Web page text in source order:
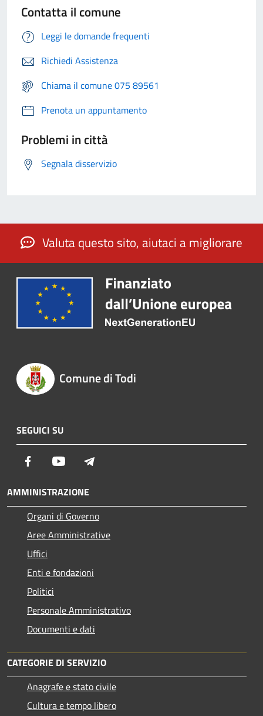
Contatta il comune
Leggi le domande frequenti
Richiedi Assistenza
Chiama il comune 075 89561
Prenota un appuntamento
Problemi in città
Segnala disservizio
Valuta questo sito, aiutaci a migliorare
Comune di Todi
SEGUICI SU
Facebook Youtube
AMMINISTRAZIONE
Organi di Governo
Aree Amministrative
Uffici
Enti e fondazioni
Politici
Personale Amministrativo
Documenti e dati
CATEGORIE DI SERVIZIO
Anagrafe e stato civile
Cultura e tempo libero